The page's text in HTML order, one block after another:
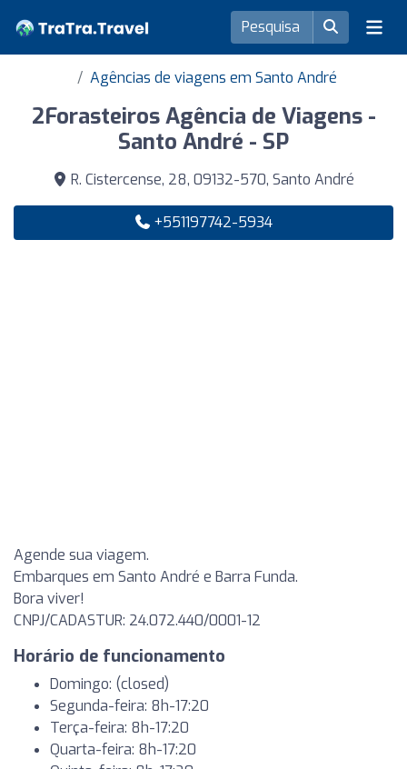
Agências de viagens em Santo André
2Forasteiros Agência de Viagens -
Santo André - SP
R. Cistercense, 28, 09132-570, Santo André
+551197742-5934
Agende sua viagem.
Embarques em Santo André e Barra Funda.
Bora viver!
CNPJ/CADASTUR: 24.072.440/0001-12
Horário de funcionamento
Domingo: (closed)
Segunda-feira: 8h-17:20
Terça-feira: 8h-17:20
Quarta-feira: 8h-17:20